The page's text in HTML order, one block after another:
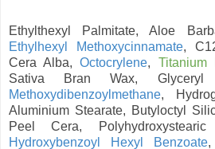
Ethylthexyl Palmitate, Aloe
Ethylhexyl Methoxycinnamate,
Cera Alba,Octocrylene, Titanium
Sativa Bran Wax, Glyceryl
Methoxydibenzoylmethane,
Aluminium Stearate, Butyloctyl
Peel Cera,
Hydroxybenzoyl Hexyl Benzoate,